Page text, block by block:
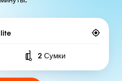
Number of bags
2 Сумки